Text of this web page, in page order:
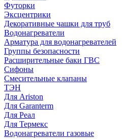
Футорки
Эксцентрики
Декоративные чашки для труб
Водонагреватели
Арматура для водонагревателей
Группы безопасности
Расширительные баки ГВС
Сифоны
Смесительные клапаны
ТЭН
Для Ariston
Для Garanterm
Для Реал
Для Термекс
Водонагреватели газовые